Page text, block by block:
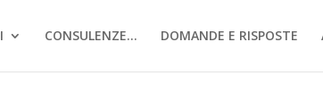
CONSULENZE… DOMANDE E RISPOSTE